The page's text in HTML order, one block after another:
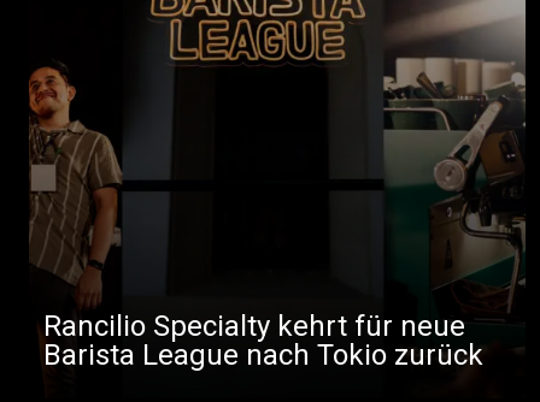
Rancilio Specialty kehrt für neue
Barista League nach Tokio zurück